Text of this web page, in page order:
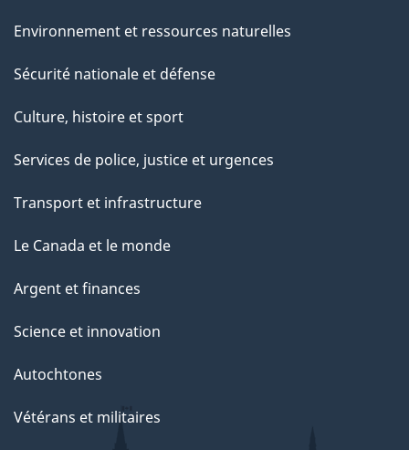
Environnement et ressources naturelles
Sécurité nationale et défense
Culture, histoire et sport
Services de police, justice et urgences
Transport et infrastructure
Le Canada et le monde
Argent et finances
Science et innovation
Autochtones
Vétérans et militaires